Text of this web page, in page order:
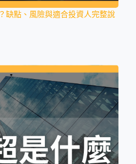
缺點、風險與適合投資人完整說